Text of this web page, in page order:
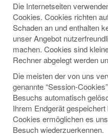
Die Internetseiten
Cookies. Cookies richten
Schaden an und enthalten
unser Angebot
machen. Cookies sind
Rechner abgelegt werden
Die meisten der von uns
genannte “Session-
Besuchs automatisch
Ihrem Endgerät
Cookies ermöglichen es
Besuch wiederzuerkennen.